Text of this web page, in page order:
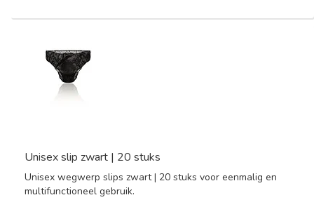
Unisex slip zwart | 20 stuks
Unisex wegwerp slips zwart | 20 stuks voor eenmalig en
multifunctioneel gebruik.